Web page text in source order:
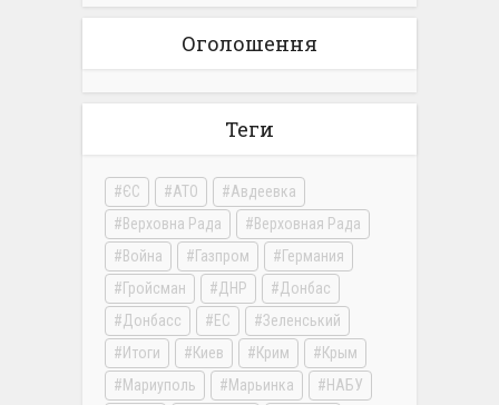
Оголошення
Теги
ЄС АТО
Авдеевка
Верховна Рада
Верховная Рада
Война
Газпром
Германия
Гройсман
ДНР
Донбас
Донбасс
ЕС
Зеленський
Итоги
Киев Крим
Крым
Мариуполь
Марьинка НАБУ